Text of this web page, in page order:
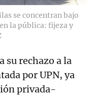
se concentran bajo
la pública: fijeza y
su rechazo a la
por UPN, ya
privada-